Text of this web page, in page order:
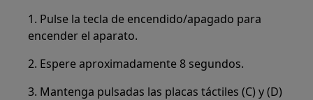
1. Pulse la tecla de encendido/apagado para
encender el aparato.
2. Espere aproximadamente 8 segundos.
3. Mantenga pulsadas las placas táctiles (C) y (D)